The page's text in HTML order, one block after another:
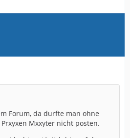
Forum, da durfte man ohne
Mxxyter nicht posten.